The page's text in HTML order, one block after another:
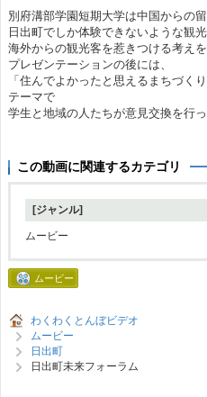
別府溝部学園短期大学は中国からの
日出町でしか体験できないような観
海外からの観光客を惹きつける考えを
プレゼンテーションの後には、
「住んでよかったと思えるまちづく
テーマで
学生と地域の人たちが意見交換を行っ
この動画に関連するカテゴリ
[ジャンル]
ムービー
ムービー
わくわくとんぼビデオ
ムービー
日出町
日出町未来フォーラム